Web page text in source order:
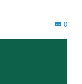
 0